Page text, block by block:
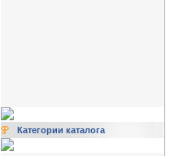
Категории каталога